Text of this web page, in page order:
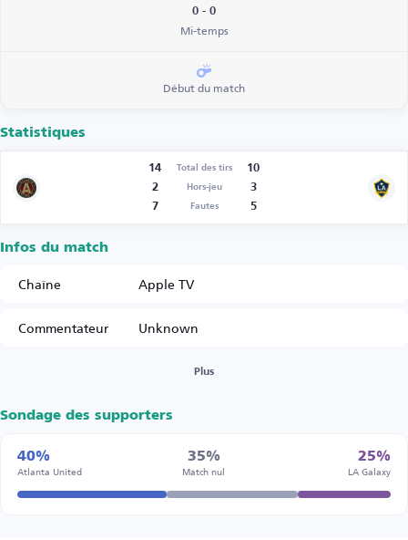
0 - 0
Mi-temps
Début du match
Statistiques
14 Total des tirs
10
2
Hors-jeu
3
7
Fautes 5
Infos du match
Chaîne
Apple TV
Commentateur
Unknown
Plus
Sondage des supporters
40%
Atlanta United
35%
Match nul
25%
LA Galaxy